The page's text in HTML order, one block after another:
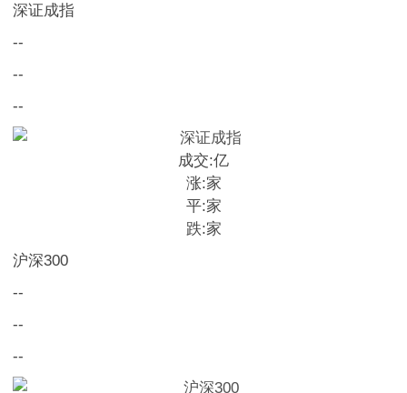
深证成指
--
--
--
成交:亿
涨:家
平:家
跌:家
沪深300
--
--
--